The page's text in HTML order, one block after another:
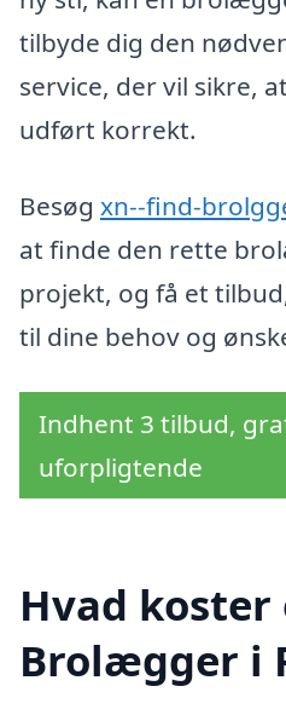
tilbyde dig den
service, der vil sikre,
udført korrekt.
Besøg xn--find-
at finde den rette
projekt, og få et
til dine behov og
Indhent 3 tilbud,
uforpligtende
Hvad koster
Brolægger i